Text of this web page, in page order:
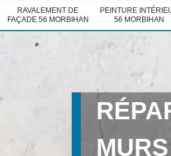
RAVALEMENT DE
FAÇADE 56 MORBIHAN
PEINTURE
56 MORBIHAN